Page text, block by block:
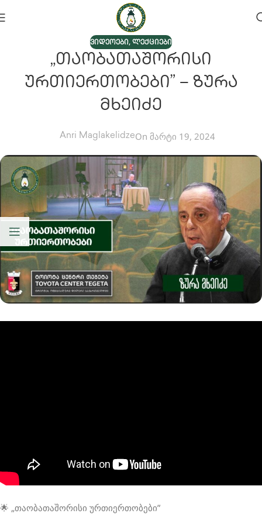
ᲕᲘᲓᲔᲝᲔᲑᲘ, ᲚᲔᲥᲪᲘᲔᲑᲘ
„თაობათაშორისი
Ურთიერთობები” – Ზურა
Მხეიძე
Anri MaglakelidzeOn მარტი 19, 2024
🌟 „თაობათაშორისი ურთიერთობები”